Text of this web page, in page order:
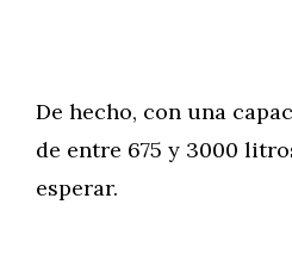
De hecho, con una
de entre 675 y 3000
esperar.